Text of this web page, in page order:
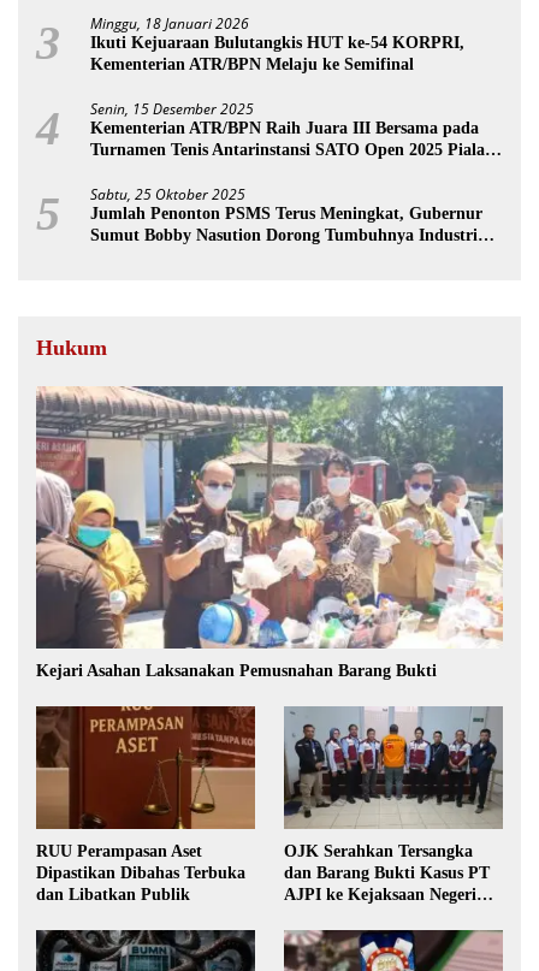
3 Minggu, 18 Januari 2026
Ikuti Kejuaraan Bulutangkis HUT ke-54 KORPRI,
Kementerian ATR/BPN Melaju ke Semifinal
4 Senin, 15 Desember 2025
Kementerian ATR/BPN Raih Juara III Bersama pada
Turnamen Tenis Antarinstansi SATO Open 2025 Piala
5 Sabtu, 25 Oktober 2025
Jumlah Penonton PSMS Terus Meningkat, Gubernur
Sumut Bobby Nasution Dorong Tumbuhnya Industri
Hukum
Kejari Asahan Laksanakan Pemusnahan Barang Bukti
RUU Perampasan Aset
Dipastikan Dibahas Terbuka
dan Libatkan Publik
OJK Serahkan Tersangka
dan Barang Bukti Kasus PT
AJPI ke Kejaksaan Negeri